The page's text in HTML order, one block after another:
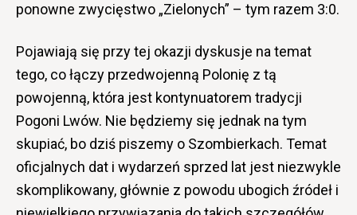
ponowne zwycięstwo „Zielonych” – tym razem 3:0.
Pojawiają się przy tej okazji dyskusje na temat
tego, co łączy przedwojenną Polonię z tą
powojenną, która jest kontynuatorem tradycji
Pogoni Lwów. Nie będziemy się jednak na tym
skupiać, bo dziś piszemy o Szombierkach. Temat
oficjalnych dat i wydarzeń sprzed lat jest niezwykle
skomplikowany, głównie z powodu ubogich źródeł i